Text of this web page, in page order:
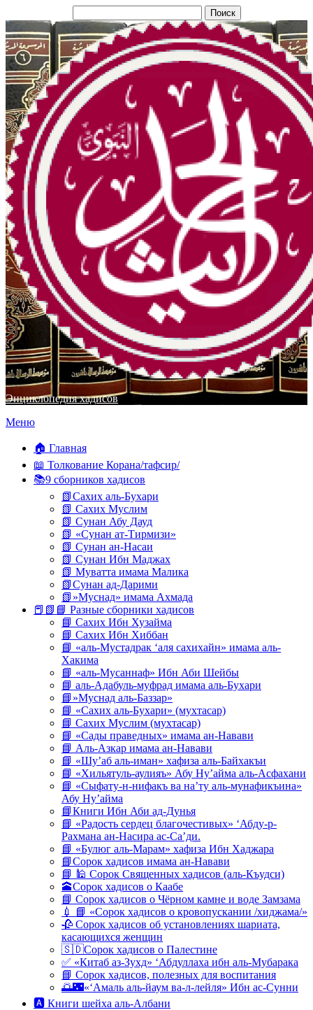
Энциклопедия хадисов
Перейти
содержимому
Меню
🏠 Главная
📖 Толкование Корана/тафсир/
📚9 сборников хадисов
📗Сахих аль-Бухари
📗 Сахих Муслим
📗 Сунан Абу Дауд
📗 «Сунан ат-Тирмизи»
📗 Сунан ан-Насаи
📗 Сунан Ибн Маджах
📗 Муватта имама Малика
📗Сунан ад-Дарими
📗»Муснад» имама Ахмада
📕📗📘 Разные сборники хадисов
📘 Сахих Ибн Хузайма
📘 Сахих Ибн Хиббан
📘 «аль-Мустадрак ‘аля сахихайн» имама аль-
Хакима
📘 «аль-Мусаннаф» Ибн Аби Шейбы
📘 аль-Адабуль-муфрад имама аль-Бухари
📘»Муснад аль-Баззар»
📘 «Сахих аль-Бухари» (мухтасар)
📘 Сахих Муслим (мухтасар)
📘 «Сады праведных» имама ан-Навави
📘 Аль-Азкар имама ан-Навави
📘 «Шу’аб аль-иман» хафиза аль-Байхакъи
📘 «Хильятуль-аулияъ» Абу Ну’айма аль-Асфахани
📘 «Сыфату-н-нифакъ ва на’ту аль-мунафикъина»
Абу Ну’айма
📘Книги Ибн Аби ад-Дунья
📘 «Радость сердец благочестивых» ‘Абду-р-
Рахмана ан-Насира ас-Са’ди.
📘 «Булюг аль-Марам» хафиза Ибн Хаджара
📘Сорок хадисов имама ан-Навави
📘 🕌 Сорок Священных хадисов (аль-Къудси)
🕋Сорок хадисов о Каабе
📘 Сорок хадисов о Чёрном камне и воде Замзама
💉 📘 «Сорок хадисов о кровопускании /хиджама/»
🥀 Сорок хадисов об установлениях шариата,
касающихся женщин
🇸🇩Сорок хадисов о Палестине
✅ «Китаб аз-Зухд» ‘Абдуллаха ибн аль-Мубарака
📘 Сорок хадисов, полезных для воспитания
🌅🌃«‘Амаль аль-йаум ва-л-лейля» Ибн ас-Сунни
🅰 Книги шейха аль-Албани